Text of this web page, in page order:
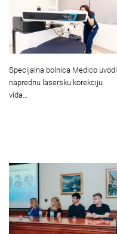
Specijalna bolnica Medico uvodi
naprednu lasersku korekciju
vida…